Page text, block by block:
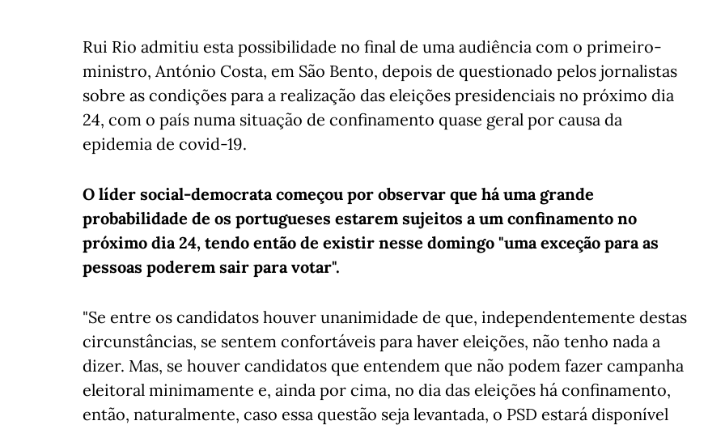
Rui Rio admitiu esta possibilidade no final de uma audiência com o primeiro-
ministro, António Costa, em São Bento, depois de questionado pelos jornalistas
sobre as condições para a realização das eleições presidenciais no próximo dia
24, com o país numa situação de confinamento quase geral por causa da
epidemia de covid-19.
O líder social-democrata começou por observar que há uma grande
probabilidade de os portugueses estarem sujeitos a um confinamento no
próximo dia 24, tendo então de existir nesse domingo "uma exceção para as
pessoas poderem sair para votar".
"Se entre os candidatos houver unanimidade de que, independentemente destas
circunstâncias, se sentem confortáveis para haver eleições, não tenho nada a
dizer. Mas, se houver candidatos que entendem que não podem fazer campanha
eleitoral minimamente e, ainda por cima, no dia das eleições há confinamento,
então, naturalmente, caso essa questão seja levantada, o PSD estará disponível